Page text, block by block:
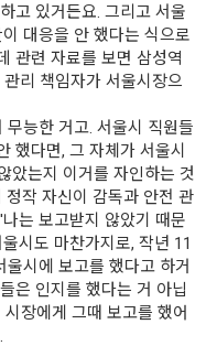
고 있거든요. 그리고 서울
대응을 안 했다는 식으로
관련 자료를 보면 삼성역
리 책임자가 서울시장으
능한 거고. 서울시 직원들
했다면, 그 자체가 서울시
았는지 이거를 자인하는 것
정작 자신이 감독과 안전 관
는 보고받지 않았기 때문
시도 마찬가지로, 작년 11
시에 보고를 했다고 하거
은 인지를 했다는 거 아닙
장에게 그때 보고를 했어